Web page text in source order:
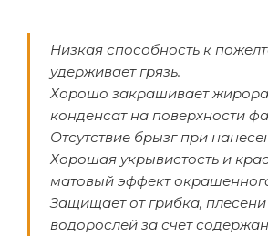
Низкая способность к
удерживает грязь.
Хорошо закрашивает
конденсат на поверхности
Отсутствие брызг при
Хорошая укрывистость и
матовый эффект
Защищает от грибка,
водорослей за счет